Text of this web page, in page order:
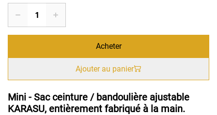
Acheter
Ajouter au panier
Mini - Sac ceinture / bandoulière ajustable
KARASU, entièrement fabriqué à la main.